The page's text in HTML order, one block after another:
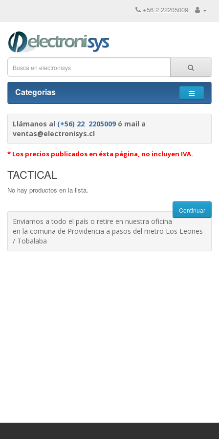
+56 2 22205009
Categorias
Llámanos al (+56) 22 2205009 ó mail a
ventas@electronisys.cl
* Los precios publicados en ésta página, no incluyen IVA.
TACTICAL
No hay productos en la lista.
Continuar
Enviamos a todo el país o retire en nuestra oficina
en la comuna de Providencia a pasos del metro Los Leones
/ Tobalaba